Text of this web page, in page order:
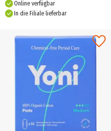
Online verfügbar
In die Filiale lieferbar